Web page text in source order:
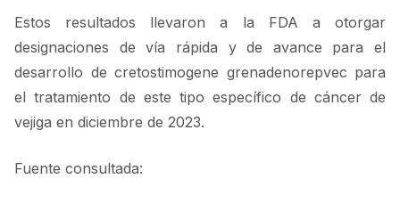
Estos resultados llevaron a la FDA a otorgar
designaciones de vía rápida y de avance para el
desarrollo de cretostimogene grenadenorepvec para
el tratamiento de este tipo específico de cáncer de
vejiga en diciembre de 2023.
Fuente consultada: